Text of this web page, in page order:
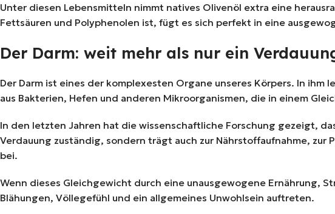
Unter diesen Lebensmitteln nimmt natives Olivenöl extra eine
Fettsäuren und Polyphenolen ist, fügt es sich perfekt in eine
Der Darm: weit mehr als nur ein
Der Darm ist eines der komplexesten Organe unseres Körpers. In
aus Bakterien, Hefen und anderen Mikroorganismen, die in einem
In den letzten Jahren hat die wissenschaftliche Forschung gezeigt,
Verdauung zuständig, sondern trägt auch zur Nährstoffaufnahme, zur
bei.
Wenn dieses Gleichgewicht durch eine unausgewogene Ernährung,
Blähungen, Völlegefühl und ein allgemeines Unwohlsein auftreten.